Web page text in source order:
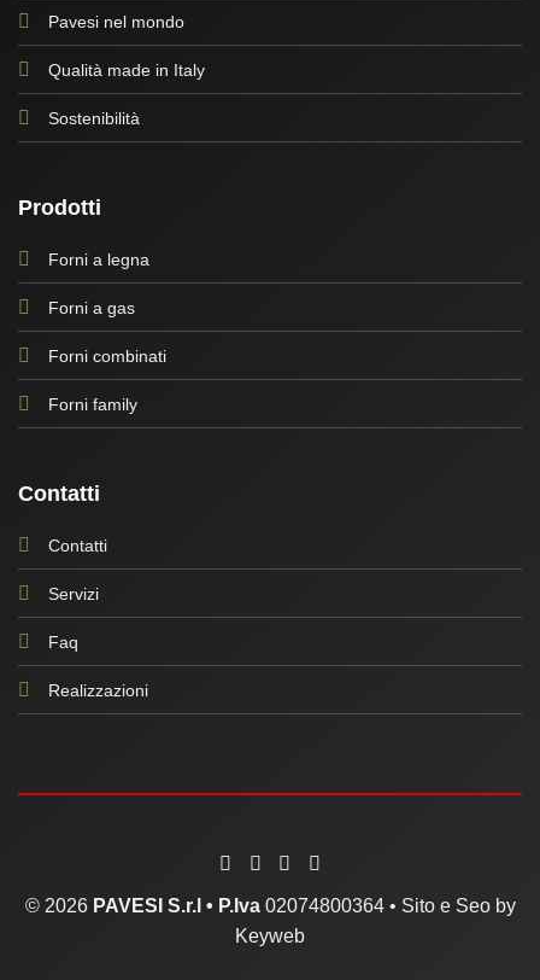
Pavesi nel mondo
Qualità made in Italy
Sostenibilità
Prodotti
Forni a legna
Forni a gas
Forni combinati
Forni family
Contatti
Contatti
Servizi
Faq
Realizzazioni
© 2026 PAVESI S.r.l • P.Iva02074800364 • Sito e Seo by
Keyweb